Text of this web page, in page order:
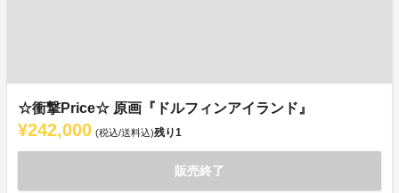
☆衝撃Price☆ 原画『ドルフィンアイランド』
¥242,000 (税込/送料込)残り1
販売終了